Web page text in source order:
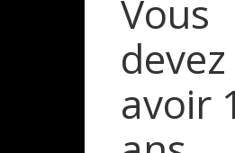
Vous
devez
avoir